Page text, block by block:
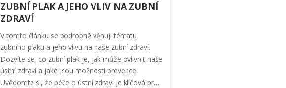
ZUBNÍ PLAK A JEHO VLIV NA ZUBNÍ
ZDRAVÍ
V tomto článku se podrobně věnuji tématu
zubního plaku a jeho vlivu na naše zubní zdraví.
Dozvíte se, co zubní plak je, jak může ovlivnit naše
ústní zdraví a jaké jsou možnosti prevence.
Uvědomte si, že péče o ústní zdraví je klíčová pro